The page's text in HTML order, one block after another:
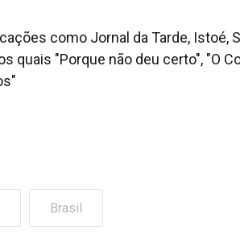
como Jornal da Tarde, Istoé,
quais "Porque não deu certo", "O
Brasil